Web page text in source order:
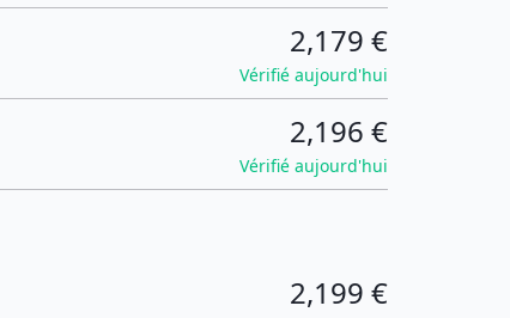
2,179 €
Vérifié aujourd'hui
2,196 €
Vérifié aujourd'hui
2,199 €